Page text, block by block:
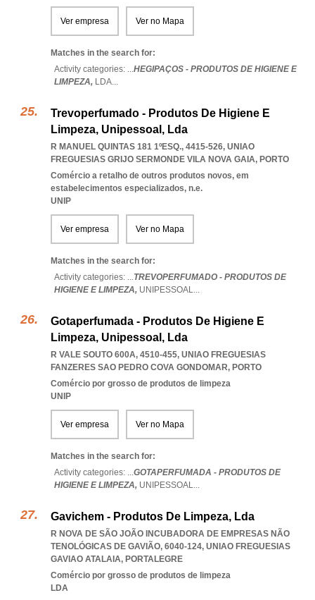
Ver empresa Ver no Mapa
Matches in the search for:
Activity categories: ...HEGIPAÇOS - PRODUTOS DE HIGIENE E
LIMPEZA, LDA...
Trevoperfumado - Produtos De Higiene E
Limpeza, Unipessoal, Lda
R MANUEL QUINTAS 181 1ºESQ., 4415-526, UNIAO
FREGUESIAS GRIJO SERMONDE VILA NOVA GAIA, PORTO
Comércio a retalho de outros produtos novos, em
estabelecimentos especializados, n.e.
UNIP
Ver empresa Ver no Mapa
Matches in the search for:
Activity categories: ...TREVOPERFUMADO - PRODUTOS DE
HIGIENE E LIMPEZA, UNIPESSOAL...
Gotaperfumada - Produtos De Higiene E
Limpeza, Unipessoal, Lda
R VALE SOUTO 600A, 4510-455, UNIAO FREGUESIAS
FANZERES SAO PEDRO COVA GONDOMAR, PORTO
Comércio por grosso de produtos de limpeza
UNIP
Ver empresa Ver no Mapa
Matches in the search for:
Activity categories: ...GOTAPERFUMADA - PRODUTOS DE
HIGIENE E LIMPEZA, UNIPESSOAL...
Gavichem - Produtos De Limpeza, Lda
R NOVA DE SÃO JOÃO INCUBADORA DE EMPRESAS NÃO
TENOLÓGICAS DE GAVIÃO, 6040-124, UNIAO FREGUESIAS
GAVIAO ATALAIA, PORTALEGRE
Comércio por grosso de produtos de limpeza
LDA